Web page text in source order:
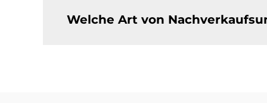
Welche Art von